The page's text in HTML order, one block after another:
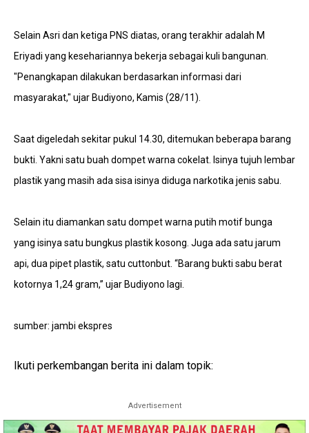
Selain Asri dan ketiga PNS diatas, orang terakhir adalah M
Eriyadi yang kesehariannya bekerja sebagai kuli bangunan.
"Penangkapan dilakukan berdasarkan informasi dari
masyarakat," ujar Budiyono, Kamis (28/11).
Saat digeledah sekitar pukul 14.30, ditemukan beberapa barang
bukti. Yakni satu buah dompet warna cokelat. Isinya tujuh lembar
plastik yang masih ada sisa isinya diduga narkotika jenis sabu.
Selain itu diamankan satu dompet warna putih motif bunga
yang isinya satu bungkus plastik kosong. Juga ada satu jarum
api, dua pipet plastik, satu cuttonbut. “Barang bukti sabu berat
kotornya 1,24 gram,” ujar Budiyono lagi.
sumber: jambi ekspres
Ikuti perkembangan berita ini dalam topik:
Advertisement